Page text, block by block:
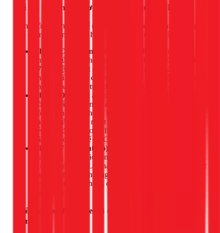
Tối ưu các chế độ cơ bản: Cool, Dry, và Fan
Đừng bỏ qua những chế độ cơ bản, vì sử dụng chúng đúng
thời điểm cũng mang lại hiệu quả tiết kiệm điện đáng kể.
Chế độ Cool (Làm mát):
Đây là chế độ chính. Lời
khuyên của tôi là hãy luôn cài đặt nhiệt độ ở mức
27°C
. Việc cài đặt nhiệt độ quá thấp (dưới 23°C)
không chỉ gây hại cho sức khỏe mà còn buộc máy nén
phải làm việc liên tục, dẫn đến hao điện.
Chế độ Dry (Hút ẩm):
trời nồm ẩm hoặc mưa ở TPHCM. Chế độ này sẽ loại
bỏ hơi ẩm trong không khí, giúp bạn cảm thấy khô ráo
và mát mẻ hơn dù nhiệt độ không giảm nhiều. Vì máy
nén hoạt động ít hơn, chế độ Dry tiêu thụ ít điện hơn
đáng kể so với chế độ Cool.
Chế độ Fan (Quạt gió):
mát (sáng sớm hoặc đêm khuya), bạn có thể chuyển
sang chế độ Fan. Lúc này, máy lạnh hoạt động như một
chiếc quạt thông thường, giúp lưu thông không khí
trong phòng mà không cần chạy máy nén, tiết kiệm
Chế độ ngủ đêm (Sleep) cho giấc ngủ ngon và tiết
kiệm